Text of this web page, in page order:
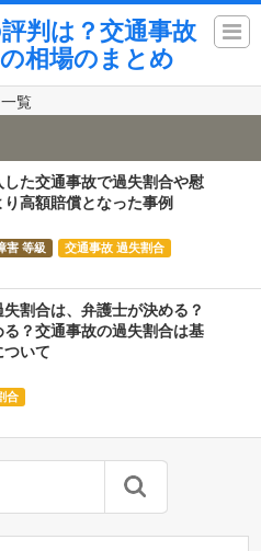
判は？交通事故
相場のまとめ
覧
た交通事故で過失割合や慰
高額賠償となった事例
害 等級 交通事故 過失割合
割合は、弁護士が決める？
？交通事故の過失割合は基
ついて
合